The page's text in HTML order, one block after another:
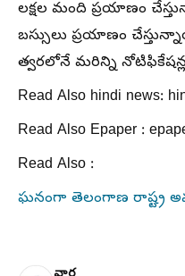
లక్షల మంది ప్రయాణం
బస్సులు ప్రయాణం
త్వరలోనే మరిన్ని
Read Also hindi news:
Read Also Epaper :
Read Also :
ఘనంగా తెలంగాణ రాష్ట్ర